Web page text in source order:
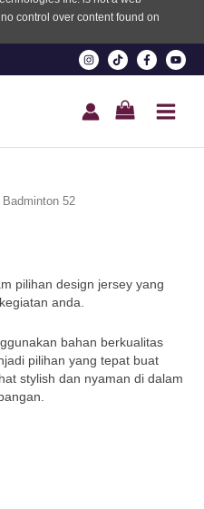
control over content found on
52
pilihan design jersey yang
anda.
bahan berkualitas
pilihan yang tepat buat
stylish dan nyaman di dalam